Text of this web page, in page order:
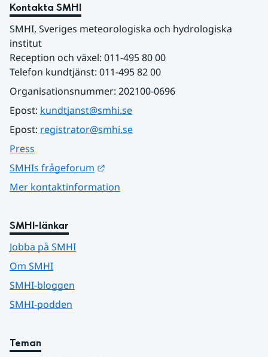
Kontakta SMHI
SMHI, Sveriges meteorologiska och hydrologiska
institut
Reception och växel: 011-495 80 00
Telefon kundtjänst: 011-495 82 00
Organisationsnummer: 202100-0696
Epost: kundtjanst@smhi.se
Epost: registrator@smhi.se
Press
SMHIs frågeforum
Mer kontaktinformation
SMHI-länkar
Jobba på SMHI
Om SMHI
SMHI-bloggen
SMHI-podden
Teman